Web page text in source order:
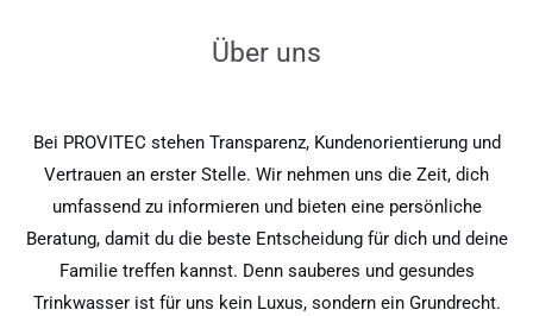
Über uns
Bei PROVITEC stehen Transparenz, Kundenorientierung und
Vertrauen an erster Stelle. Wir nehmen uns die Zeit, dich
umfassend zu informieren und bieten eine persönliche
Beratung, damit du die beste Entscheidung für dich und deine
Familie treffen kannst. Denn sauberes und gesundes
Trinkwasser ist für uns kein Luxus, sondern ein Grundrecht.